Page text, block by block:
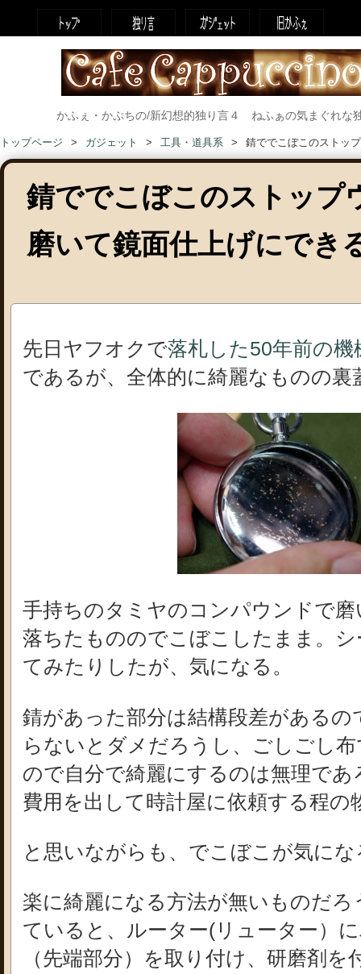
かふぇ・かぷちの/新幻想的独り言４ ねふぁの気まぐれな
トップページ ガジェット 工具・道具系 錆ででこぼこのストッ
錆ででこぼこのストップ
磨いて鏡面仕上げにでき
先日ヤフオクで落札した50年前の
であるが、全体的に綺麗なものの
手持ちのタミヤのコンパウンドで
落ちたもののでこぼこしたまま。
てみたりしたが、気になる。
錆があった部分は結構段差があるの
らないとダメだろうし、ごしごし
ので自分で綺麗にするのは無理で
費用を出して時計屋に依頼する程の
と思いながらも、でこぼこが気にな
楽に綺麗になる方法が無いものだ
ていると、ルーター(リューター）
（先端部分）を取り付け、研磨剤